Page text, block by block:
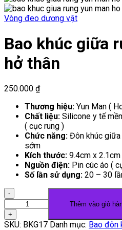
Vòng đeo dương vật
Bao khúc giữa
hở thân
250.000 ₫
Thương hiệu: Yun Man (
Chất liệu: Silicone y tế
( cục rung )
Chức năng: Đôn khúc
sớm
Kích thước: 9.4cm x 2.1cm
Nguồn điện: Pin cúc áo (
Số lần sử dụng: 20 – 30
Bao
khúc
giữa
rung
Thêm vào giỏ
SKU: BKG17 Danh mục: Bao đôn